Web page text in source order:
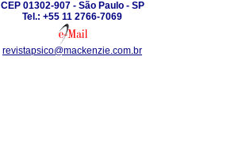
CEP 01302-907 - São Paulo - SP
Tel.: +55 11 2766-7069
revistapsico@mackenzie.com.br